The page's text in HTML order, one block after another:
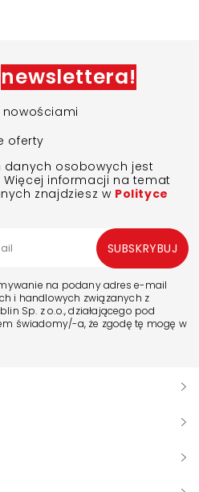
newslettera!
oferty
danych osobowych jest
Więcej informacji na temat
znajdziesz w Polityce
na podany adres e-mail
i handlowych związanych z
Sp. z o.o., działającego pod
świadomy/-a, że zgodę tę mogę w
SUBSKRYBUJ